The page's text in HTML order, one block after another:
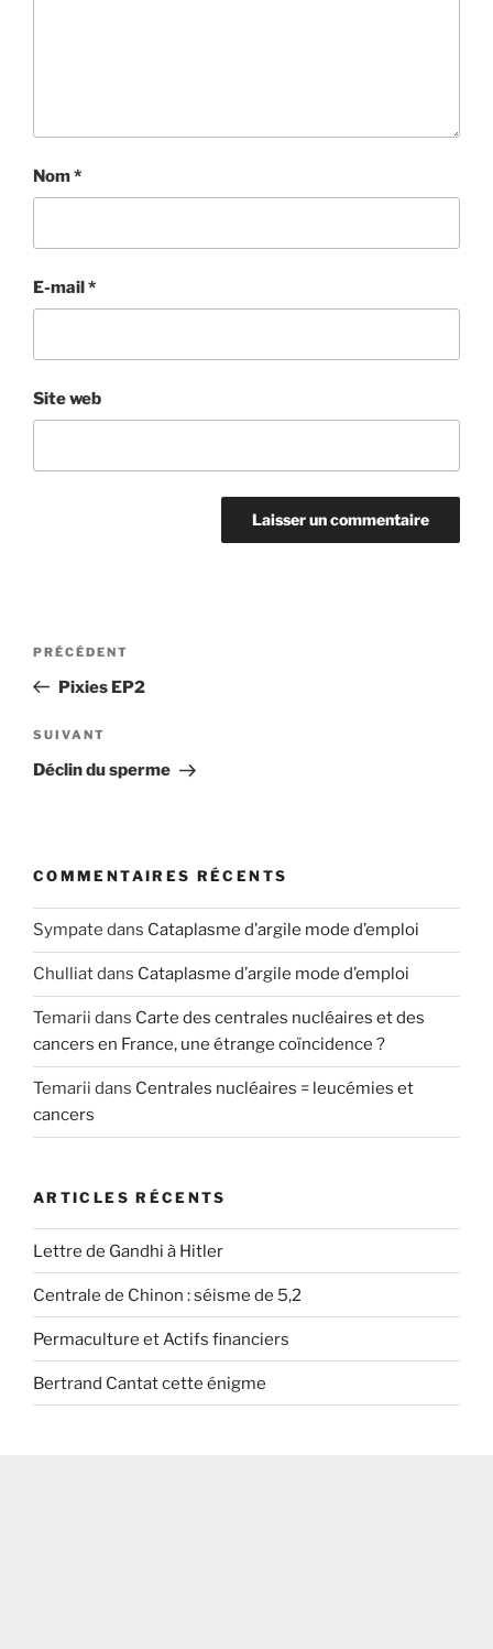
Nom*
E-mail*
Site web
Navigation
l’article
Article
précédent
PRÉCÉDENT
Pixies EP2
Article
suivant
SUIVANT
Déclin du sperme
COMMENTAIRES RÉCENTS
Sympate dans Cataplasme d’argile mode d’emploi
Chulliatdans Cataplasme d’argile mode d’emploi
Temarii dans Carte des centrales nucléaires et des
cancers en France, une étrange coïncidence ?
Temarii dans Centrales nucléaires = leucémies et
cancers
ARTICLES RÉCENTS
Lettre de Gandhi à Hitler
Centrale de Chinon : séisme de 5,2
Permaculture et Actifs financiers
Bertrand Cantat cette énigme